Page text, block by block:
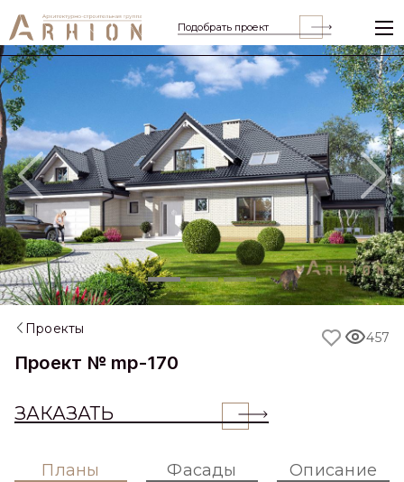
Подобрать проект
Previous
Проекты
Проект № mp-170
ЗАКАЗАТЬ
457
Планы Фасады Описание